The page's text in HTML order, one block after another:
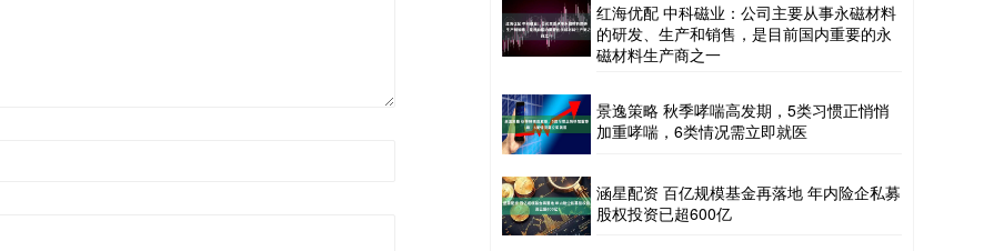
红海优配 中科磁业：公司主要从事永磁材料
的研发、生产和销售，是目前国内重要的永
磁材料生产商之一
景逸策略 秋季哮喘高发期，5类习惯正悄悄
加重哮喘，6类情况需立即就医
涵星配资 百亿规模基金再落地 年内险企私募
股权投资已超600亿